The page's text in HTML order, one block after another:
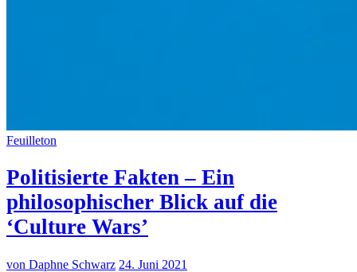
Feuilleton
Politisierte Fakten – Ein
philosophischer Blick auf die
‘Culture Wars’
von Daphne Schwarz 24. Juni 2021